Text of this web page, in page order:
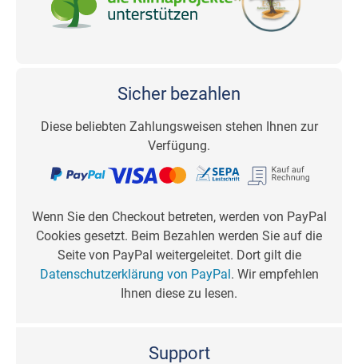
Sicher bezahlen
Diese beliebten Zahlungsweisen stehen Ihnen zur
Verfügung.
Wenn Sie den Checkout betreten, werden von PayPal
Cookies gesetzt. Beim Bezahlen werden Sie auf die
Seite von PayPal weitergeleitet. Dort gilt die
Datenschutzerklärung von PayPal. Wir empfehlen
Ihnen diese zu lesen.
Support